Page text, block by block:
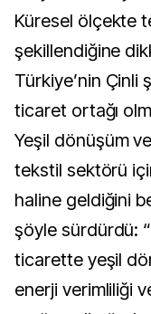
Küresel ölçekte
şekillendiğine
Türkiye’nin
ticaret ortağı
Yeşil dönüşüm
tekstil sektörü
haline geldiğini
şöyle sürdürdü:
ticarette yeşil
enerji verimliliği